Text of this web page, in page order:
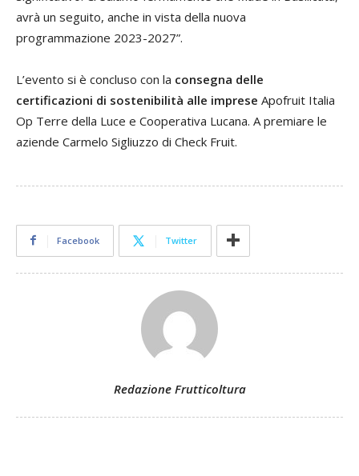
avrà un seguito, anche in vista della nuova
programmazione 2023-2027”.
L’evento si è concluso con la consegna delle
certificazioni di sostenibilità alle imprese Apofruit Italia
Op Terre della Luce e Cooperativa Lucana. A premiare le
aziende Carmelo Sigliuzzo di Check Fruit.
Facebook Twitter
Redazione Frutticoltura